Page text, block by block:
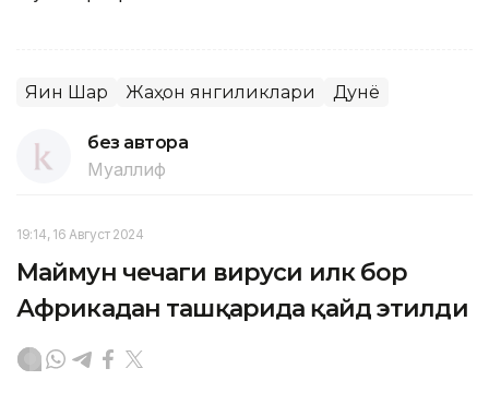
Яқин Шарқ Жаҳон янгиликлари Дунё
без автора
Муаллиф
19:14, 16 Август 2024
Маймун чечаги вируси илк бор
Африкадан ташқарида қайд этилди